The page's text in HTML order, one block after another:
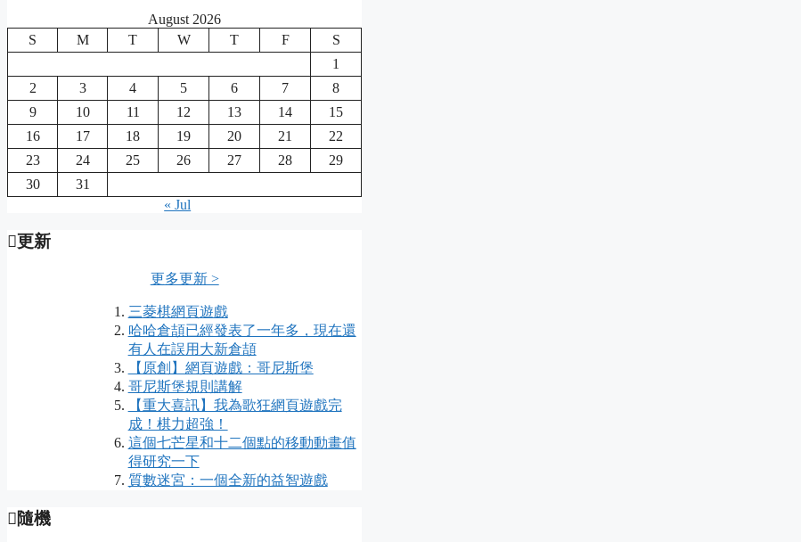
August 2026
S
M T W T F
S
1
2
3 4 5 6 7
8
9
10 11 12 13 14
15
16
17 18 19 20 21
22
23
24 25 26 27 28
29
30
31
« Jul
更新
更多更新 >
三菱棋網頁遊戲
哈哈倉頡已經發表了一年多，現在還
有人在誤用大新倉頡
【原創】網頁遊戲：哥尼斯堡
哥尼斯堡規則講解
【重大喜訊】我為歌狂網頁遊戲完
成！棋力超強！
這個七芒星和十二個點的移動動畫值
得研究一下
質數迷宮：一個全新的益智遊戲
隨機